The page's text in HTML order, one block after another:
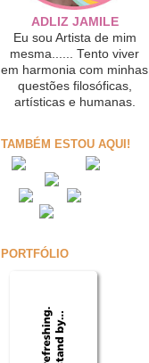
ADLIZ JAMILE
Eu sou Artista de mim
mesma...... Tento viver
em harmonia com minhas
questões filosóficas,
artísticas e humanas.
TAMBÉM ESTOU AQUI!
PORTFÓLIO